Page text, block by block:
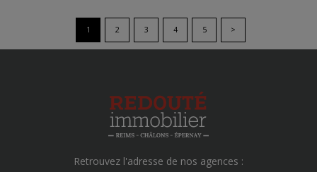
1 2 3 4 5 >
Retrouvez l'adresse de nos agences :